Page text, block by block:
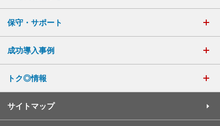
保守・サポート
成功導入事例
トク◎情報
サイトマップ